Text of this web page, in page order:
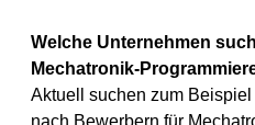
Welche Unternehmen
Mechatronik-
Aktuell suchen zum
nach Bewerbern für